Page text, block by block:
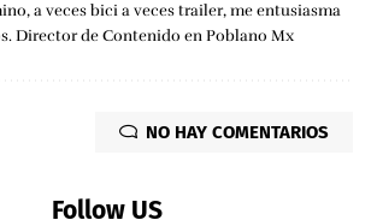
a veces bici a veces trailer, me entusiasma
Director de Contenido en Poblano Mx
NO HAY COMENTARIOS
Follow US